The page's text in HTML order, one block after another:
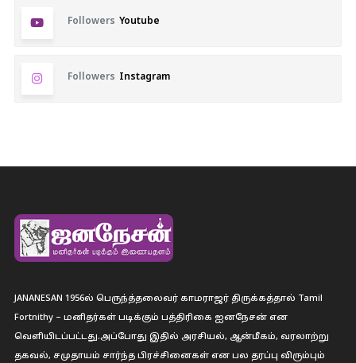
Followers Youtube
Followers Instagram
JANANESAN 1956ல் பெருந்த்தலைவர் காமராஜர் திருக்கத்தால் Tamil
Fortnithy – மனிதர்கள் படிக்கும் பத்திரிகை ஐனநேசன் என
வெளியிடப்பட்டது.அப்போது இதில் அரசியல், ஆன்மீகம், வரலாற்று
தகவல், சமுதாயம் சார்ந்த பிரச்சினைகள் என பல தரப்பு விரும்பும்